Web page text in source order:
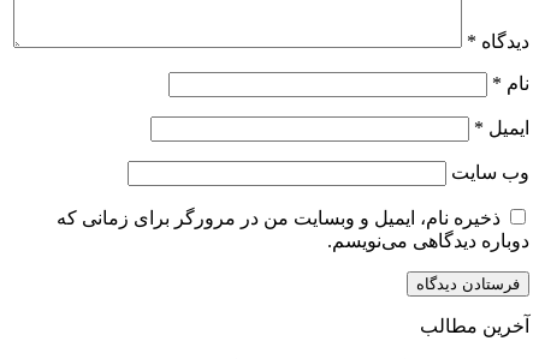
دیدگاه *
نام *
ایمیل *
وب‌ سایت
ذخیره نام، ایمیل و وبسایت من در مرورگر برای زمانی که
دوباره دیدگاهی می‌نویسم.
آخرین مطالب